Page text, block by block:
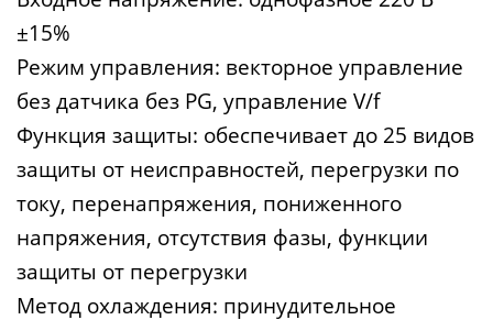
±15%
Режим управления: векторное управление
без датчика без PG, управление V/f
Функция защиты: обеспечивает до 25 видов
защиты от неисправностей, перегрузки по
току, перенапряжения, пониженного
напряжения, отсутствия фазы, функции
защиты от перегрузки
Метод охлаждения: принудительное